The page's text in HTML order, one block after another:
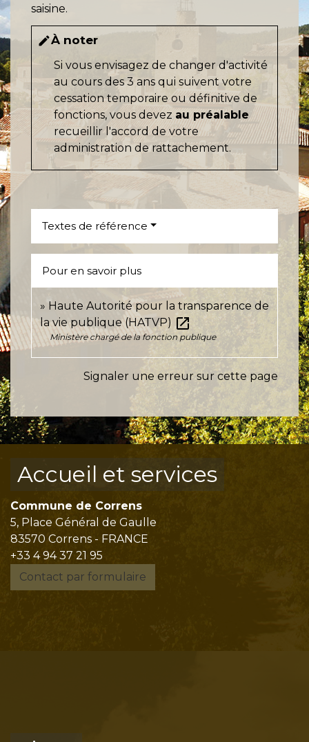
saisine.
editÀ noter
Si vous envisagez de changer d'activité
au cours des 3 ans qui suivent votre
cessation temporaire ou définitive de
fonctions, vous devez au préalable
recueillir l'accord de votre
administration de rattachement.
Textes de référence
Pour en savoir plus
Haute Autorité pour la transparence de
la vie publique (HATVP) open_in_new
Ministère chargé de la fonction publique
Signaler une erreur sur cette page
Accueil et services
Commune de Correns
5, Place Général de Gaulle
83570 Correns - FRANCE
+33 4 94 37 21 95
Contact par formulaire